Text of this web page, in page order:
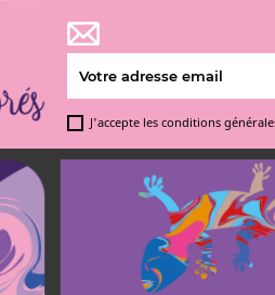
J'accepte les conditions